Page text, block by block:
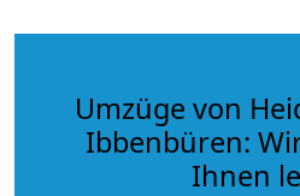
Umzüge von
Ibbenbüren:
Ihnen